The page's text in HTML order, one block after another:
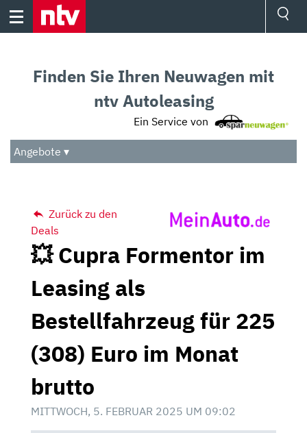
Skip
Audio
Das Beste
Finden Sie Ihren Neuwagen mit
ntv Autoleasing
Ein Service von
Angebote ▾
Zurück zu den
Deals
💥 Cupra Formentor im
Leasing als
Bestellfahrzeug für 225
(308) Euro im Monat
brutto
MITTWOCH, 5. FEBRUAR 2025 UM 09:02